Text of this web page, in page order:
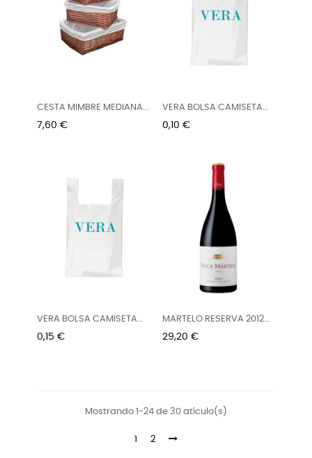
CESTA MIMBRE MEDIANA...
Precio
7,60 €
VERA BOLSA CAMISETA
40 X 50
Precio
0,10 €
VERA BOLSA CAMISETA
50 X 60
Precio
0,15 €
MARTELO RESERVA 2012
75 CL
Precio
29,20 €
Mostrando 1-24 de 30 atículo(s)
1 2